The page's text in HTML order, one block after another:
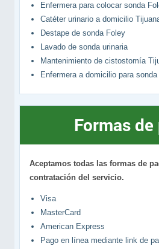
Enfermera para colocar sonda
Catéter urinario a domicilio
Destape de sonda Foley
Lavado de sonda urinaria
Mantenimiento de cistostomía
Enfermera a domicilio para
Formas de
Aceptamos todas las formas de
contratación del servicio.
Visa
MasterCard
American Express
Pago en línea mediante link de